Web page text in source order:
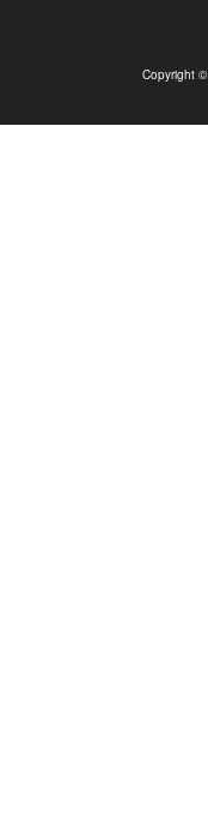
Copyright